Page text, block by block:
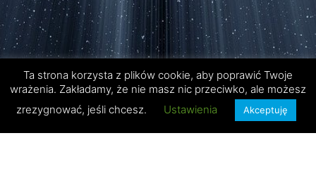
Ta strona korzysta z plików cookie, aby poprawić Twoje
wrażenia. Zakładamy, że nie masz nic przeciwko, ale możesz
zrezygnować, jeśli chcesz.
Ustawienia Akceptuję